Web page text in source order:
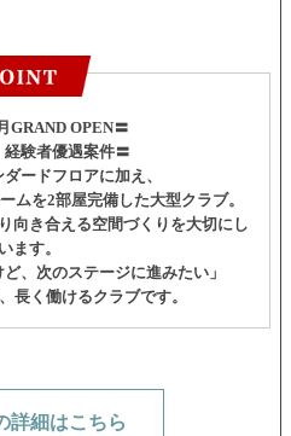
GRAND OPEN〓
験者優遇案件〓
ードフロアに加え、
ムを2部屋完備した大型クラブ。
向き合える空間づくりを大切にし
ます。
、次のステージに進みたい」
長く働けるクラブです。
詳細はこちら